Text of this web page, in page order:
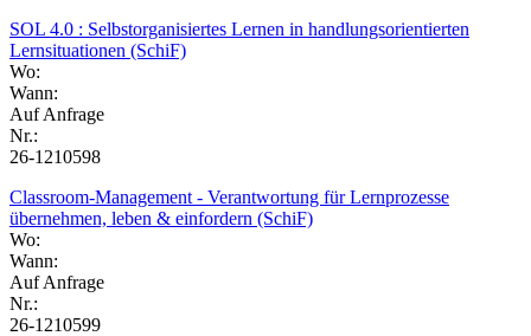
SOL 4.0 : Selbstorganisiertes Lernen in handlungsorientierten
Lernsituationen (SchiF)
Wo:
Wann:
Auf Anfrage
Nr.:
26-1210598
Classroom-Management - Verantwortung für Lernprozesse
übernehmen, leben & einfordern (SchiF)
Wo:
Wann:
Auf Anfrage
Nr.:
26-1210599